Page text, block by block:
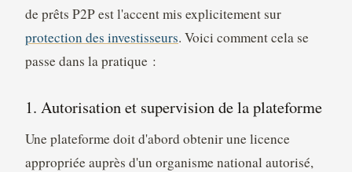
de prêts P2P est l'accent mis explicitement sur
protection des investisseurs. Voici comment cela se
passe dans la pratique :
1. Autorisation et supervision de la plateforme
Une plateforme doit d'abord obtenir une licence
appropriée auprès d'un organisme national autorisé,